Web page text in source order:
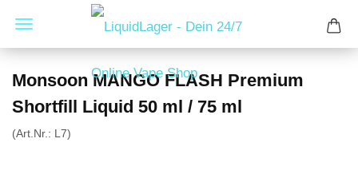
Monsoon MANGO FLASH Premium
Shortfill Liquid 50 ml / 75 ml
(Art.Nr.: L7)